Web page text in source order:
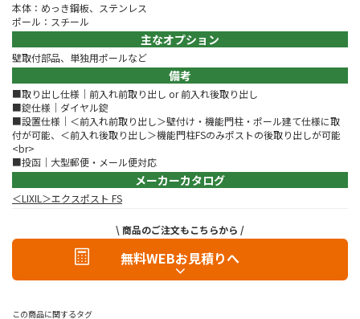
本体：めっき鋼板、ステンレス
ポール：スチール
主なオプション
壁取付部品、単独用ポールなど
備考
■取り出し仕様｜前入れ前取り出し or 前入れ後取り出し
■錠仕様｜ダイヤル錠
■設置仕様｜＜前入れ前取り出し＞壁付け・機能門柱・ポール建て仕様に取
付が可能、＜前入れ後取り出し＞機能門柱FSのみポストの後取り出しが可能
<br>
■投函｜大型郵便・メール便対応
メーカーカタログ
＜LIXIL＞エクスポスト FS
\ 商品のご注文もこちらから /
無料WEBお見積りへ
この商品に関するタグ